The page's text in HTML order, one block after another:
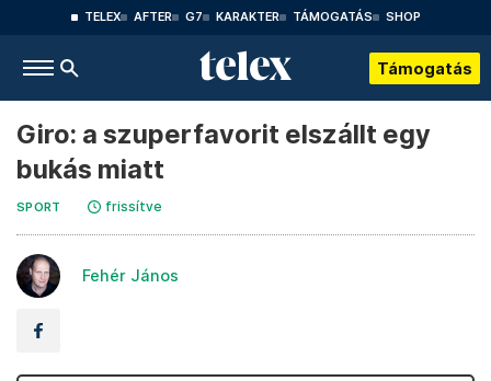
TELEX AFTER G7 KARAKTER TÁMOGATÁS SHOP
Támogatás
Giro: a szuperfavorit elszállt egy
bukás miatt
SPORT frissítve
Fehér János